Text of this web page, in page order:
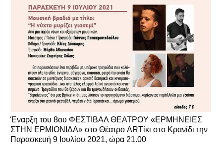
Έναρξη του 8oυ ΦΕΣΤΙΒΑΛ ΘEATΡOY «ΕΡΜΗΝΕΙΕΣ
ΣΤΗΝ ΕΡΜΙΟΝΙΔΑ» στο Θέατρο ARTίκι στο Κρανίδι την
Παρασκευή 9 Ιουλίου 2021, ώρα 21.00